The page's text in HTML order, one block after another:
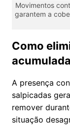
Movimentos
garantem a
Como
A presença
salpicadas
remover
situação